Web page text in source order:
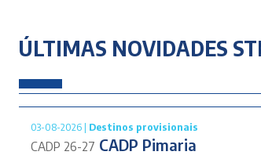
ÚLTIMAS NOVIDADES
03-08-2026 | Destinos provisionais
CADP 26-27 CADP Pimaria